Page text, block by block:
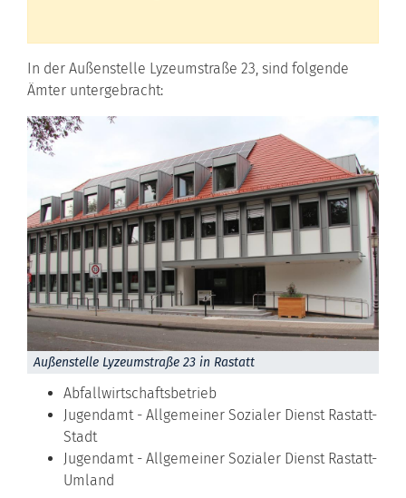
In der Außenstelle Lyzeumstraße 23, sind folgende
Ämter untergebracht:
Außenstelle Lyzeumstraße 23 in Rastatt
Abfallwirtschaftsbetrieb
Jugendamt - Allgemeiner Sozialer Dienst Rastatt-
Stadt
Jugendamt - Allgemeiner Sozialer Dienst Rastatt-
Umland